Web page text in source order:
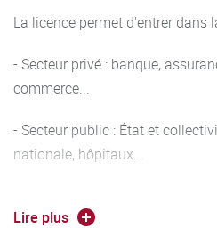
La licence permet d'entrer dans
- Secteur privé : banque,
commerce...
- Secteur public : État et
nationale, hôpitaux...
assistant de gestion, chargé de
Lire plus